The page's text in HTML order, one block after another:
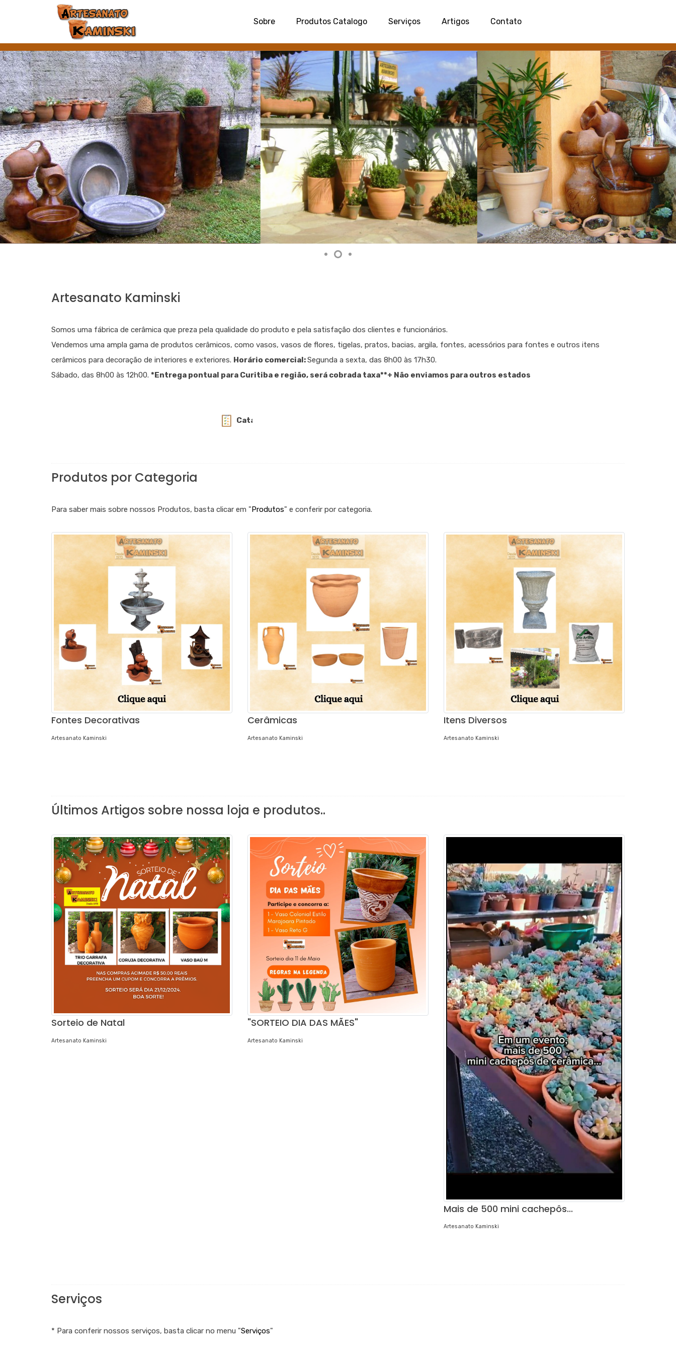
Sobre Produtos Catalogo Serviços Artigos Contato
Artesanato Kaminski
Somos uma fábrica de cerâmica que preza pela qualidade do produto e pela satisfação dos clientes e funcionários.
Vendemos uma ampla gama de produtos cerâmicos, como vasos, vasos de flores, tigelas, pratos, bacias, argila, fontes, acessórios para fontes e outros itens
cerâmicos para decoração de interiores e exteriores. Horário comercial:Segunda a sexta, das 8h00 às 17h30.
Sábado, das 8h00 às 12h00. *Entrega pontual para Curitiba e região, será cobrada taxa**+ Não enviamos para outros estados
Catalogo de produtos e valores.
Produtos por Categoria
Para saber mais sobre nossos Produtos, basta clicar em "Produtos" e conferir por categoria.
Fontes Decorativas
Artesanato Kaminski
Cerâmicas
Artesanato Kaminski
Itens Diversos
Artesanato Kaminski
Últimos Artigos sobre nossa loja e produtos..
Sorteio de Natal
Artesanato Kaminski
"SORTEIO DIA DAS MÃES"
Artesanato Kaminski
Mais de 500 mini cachepôs...
Artesanato Kaminski
Serviços
* Para conferir nossos serviços, basta clicar no menu "Serviços"